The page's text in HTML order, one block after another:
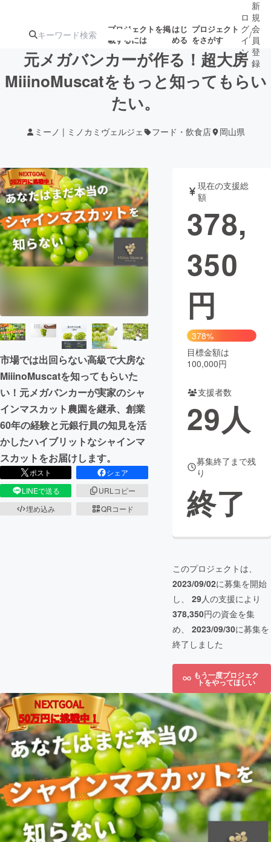
プロジェクトを掲
載するには
はじ
める
プロジェクト
をさがす
注目の新着プロ
テクノロジー・ガジェット
映像・映画 書籍・雑誌
ビジネス・起業 チャレンジ
CAMPFIRE for Social Good CAMPFIRE Creation
CAMPFIREふるさと納税
コミュニティ
ロ
グ
イ
ン
/
新
規
会
員
登
録
元メガバンカーが作る！超大房
MiiinoMuscatをもっと知ってもらい
たい。
ミーノ | ミノカミヴェルジェ フード・飲食店 岡山県
市場では出回らない高級で大房な
MiiinoMuscatを知ってもらいた
い！元メガバンカーが実家のシャ
インマスカット農園を継承、創業
60年の経験と元銀行員の知見を活
かしたハイブリットなシャインマ
スカットをお届けします。
ポスト
シェア
LINEで送る
URLコピー
埋め込み
QRコード
現在の支援総
額
378,
350
円
378%
目標金額は
100,000円
支援者数
29人
募集終了まで残
り
終了
このプロジェクトは、
2023/09/02に募集を開始
し、 29人の支援により
378,350円の資金を集
め、 2023/09/30に募集を
終了しました
もう一度プロジェク
トをやってほしい